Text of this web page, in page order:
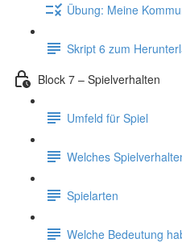
Übung: Meine
Skript 6 zum
Block 7 – Spielverhalten
Umfeld für Spiel
Welches
Spielarten
Welche Bedeutung